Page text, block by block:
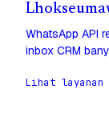
WhatsApp API
inbox CRM
Lihat layanan